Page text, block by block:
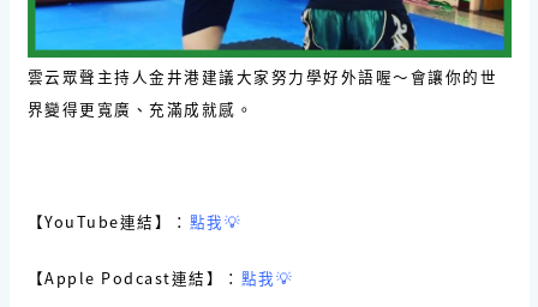
雲云眾聲主持人金井港建議大家努力學好外語喔～會讓你的世
界變得更寬廣、充滿成就感。
【YouTube連結】： 點我💡
【Apple Podcast連結】： 點我💡